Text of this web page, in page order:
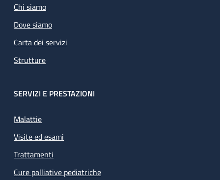
Chi siamo
Dove siamo
Carta dei servizi
Strutture
SERVIZI E PRESTAZIONI
Malattie
Visite ed esami
Trattamenti
Cure palliative pediatriche